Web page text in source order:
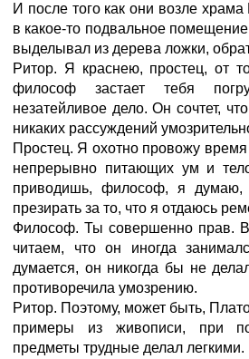
И после того как они возле храма
в какое-то подвальное
выделывал из дерева ложки,
Ритор. Я краснею, простец, от
философ застает тебя
незатейливое дело. Он сочтет,
никаких рассуждений
Простец. Я охотно провожу
непрерывно питающих ум и
приводишь, философ, я думаю,
презирать за то, что я отдаюсь
Философ. Ты совершенно прав.
читаем, что он иногда
думается, он никогда бы не
противоречила умозрению.
Ритор. Поэтому, может быть,
примеры из живописи, при
предметы трудные делал легкими.